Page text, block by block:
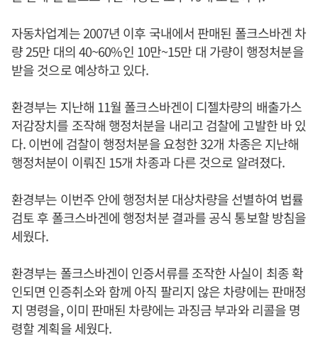
자동차업계는 2007년 이후 국내에서 판매된 폴크스바겐 차
량 25만 대의 40~60%인 10만~15만 대 가량이 행정처분을
받을 것으로 예상하고 있다.
환경부는 지난해 11월 폴크스바겐이 디젤차량의 배출가스
저감장치를 조작해 행정처분을 내리고 검찰에 고발한 바 있
다. 이번에 검찰이 행정처분을 요청한 32개 차종은 지난해
행정처분이 이뤄진 15개 차종과 다른 것으로 알려졌다.
환경부는 이번주 안에 행정처분 대상차량을 선별하여 법률
검토 후 폴크스바겐에 행정처분 결과를 공식 통보할 방침을
세웠다.
환경부는 폴크스바겐이 인증서류를 조작한 사실이 최종 확
인되면 인증취소와 함께 아직 팔리지 않은 차량에는 판매정
지 명령을, 이미 판매된 차량에는 과징금 부과와 리콜을 명
령할 계획을 세웠다.